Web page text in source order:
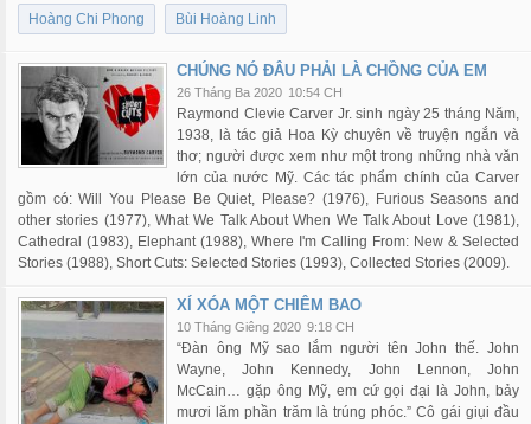
Hoàng Chi Phong Bùi Hoàng Linh
CHÚNG NÓ ĐÂU PHẢI LÀ CHỒNG CỦA EM
26 Tháng Ba 2020 10:54 CH
Raymond Clevie Carver Jr. sinh ngày 25 tháng Năm,
1938, là tác giả Hoa Kỳ chuyên về truyện ngắn và
thơ; người được xem như một trong những nhà văn
lớn của nước Mỹ. Các tác phẩm chính của Carver
gồm có: Will You Please Be Quiet, Please? (1976), Furious Seasons and
other stories (1977), What We Talk About When We Talk About Love (1981),
Cathedral (1983), Elephant (1988), Where I'm Calling From: New & Selected
Stories (1988), Short Cuts: Selected Stories (1993), Collected Stories (2009).
XÍ XÓA MỘT CHIÊM BAO
10 Tháng Giêng 2020 9:18 CH
“Đàn ông Mỹ sao lắm người tên John thế. John
Wayne, John Kennedy, John Lennon, John
McCain… gặp ông Mỹ, em cứ gọi đại là John, bảy
mươi lăm phần trăm là trúng phóc.” Cô gái giụi đầu